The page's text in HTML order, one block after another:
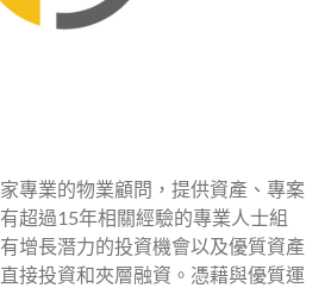
專業的物業顧問，提供資產、專案
超過15年相關經驗的專業人士組
增長潛力的投資機會以及優質資產
接投資和夾層融資。憑藉與優質運